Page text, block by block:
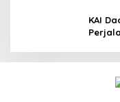
KAI